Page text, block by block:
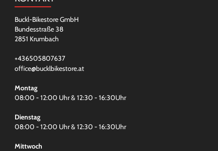
Buckl-Bikestore GmbH
Bundesstraße 38
2851 Krumbach
+436505807637
office@bucklbikestore.at
Montag
08:00 - 12:00 Uhr & 12:30 - 16:30Uhr
Dienstag
08:00 - 12:00 Uhr & 12:30 - 16:30Uhr
Mittwoch